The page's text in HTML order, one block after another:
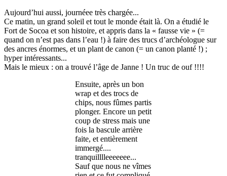
Aujourd’hui aussi, journéee très chargée...
Ce matin, un grand soleil et tout le monde était là. On a étudié le
Fort de Socoa et son histoire, et appris dans la « fausse vie » (=
quand on n’est pas dans l’eau !) à faire des trucs d’archéologue sur
des ancres énormes, et un plant de canon (= un canon planté !) ;
hyper intéressants...
Mais le mieux : on a trouvé l’âge de Janne ! Un truc de ouf !!!!
Ensuite, après un bon
wrap et des trocs de
chips, nous fûmes partis
plonger. Encore un petit
coup de stress mais une
fois la bascule arrière
faite, et entièrement
immergé....
tranquilllleeeeeee...
Sauf que nous ne vîmes